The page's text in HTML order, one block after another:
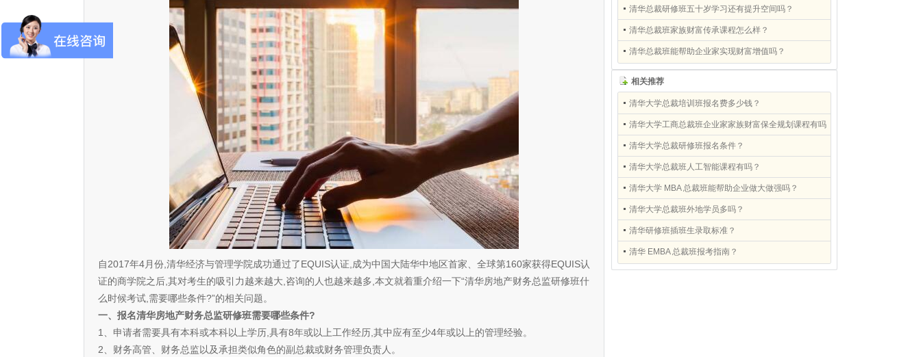
自2017年4月份,清华经济与管理学院成功通过了EQUIS认证,成为中国大陆华中地区首家、全球第160家获得EQUIS认
证的商学院之后,其对考生的吸引力越来越大,咨询的人也越来越多,本文就着重介绍一下“清华房地产财务总监研修班什
么时候考试,需要哪些条件?”的相关问题。
一、报名清华房地产财务总监研修班需要哪些条件?
1、申请者需要具有本科或本科以上学历,具有8年或以上工作经历,其中应有至少4年或以上的管理经验。
2、财务高管、财务总监以及承担类似角色的副总裁或财务管理负责人。
清华总裁研修班五十岁学习还有提升空间吗？
清华总裁班家族财富传承课程怎么样？
清华总裁班能帮助企业家实现财富增值吗？
相关推荐
清华大学总裁培训班报名费多少钱？
清华大学工商总裁班企业家家族财富保全规划课程有吗
清华大学总裁研修班报名条件？
清华大学总裁班人工智能课程有吗？
清华大学 MBA 总裁班能帮助企业做大做强吗？
清华大学总裁班外地学员多吗？
清华研修班插班生录取标准？
清华 EMBA 总裁班报考指南？